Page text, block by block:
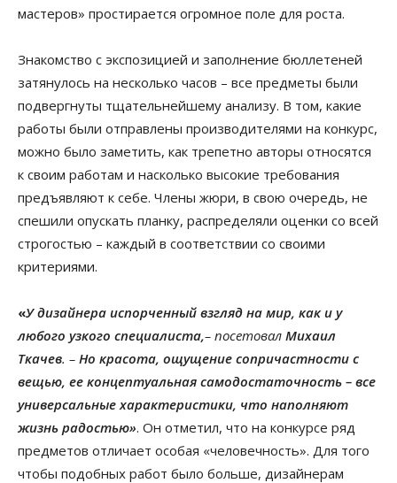
мастеров» простирается огромное поле для роста.
Знакомство с экспозицией и заполнение бюллетеней
затянулось на несколько часов – все предметы были
подвергнуты тщательнейшему анализу. В том, какие
работы были отправлены производителями на конкурс,
можно было заметить, как трепетно авторы относятся
к своим работам и насколько высокие требования
предъявляют к себе. Члены жюри, в свою очередь, не
спешили опускать планку, распределяли оценки со всей
строгостью – каждый в соответствии со своими
критериями.
«У дизайнера испорченный взгляд на мир, как и у
любого узкого специалиста,– посетовал Михаил
Ткачев. – Но красота, ощущение сопричастности с
вещью, ее концептуальная самодостаточность – все
универсальные характеристики, что наполняют
жизнь радостью». Он отметил, что на конкурсе ряд
предметов отличает особая «человечность». Для того
чтобы подобных работ было больше, дизайнерам